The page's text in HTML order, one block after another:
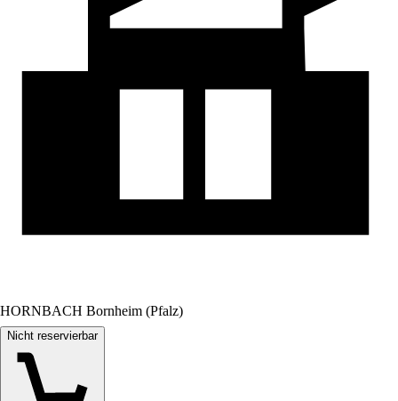
HORNBACH Bornheim (Pfalz)
Nicht reservierbar